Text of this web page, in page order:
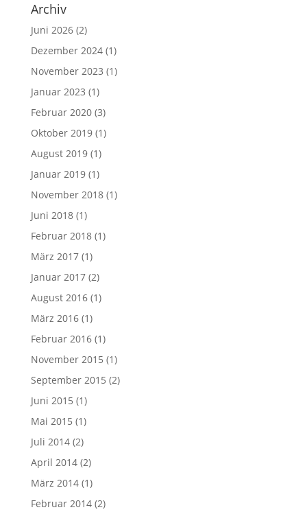
Archiv
Juni 2026(2)
Dezember 2024(1)
November 2023 (1)
Januar 2023 (1)
Februar 2020(3)
Oktober 2019(1)
August 2019(1)
Januar 2019(1)
November 2018(1)
Juni 2018(1)
Februar 2018(1)
März 2017(1)
Januar 2017(2)
August 2016(1)
März 2016(1)
Februar 2016(1)
November 2015 (1)
September 2015 (2)
Juni 2015 (1)
Mai 2015 (1)
Juli 2014(2)
April 2014(2)
März 2014(1)
Februar 2014(2)